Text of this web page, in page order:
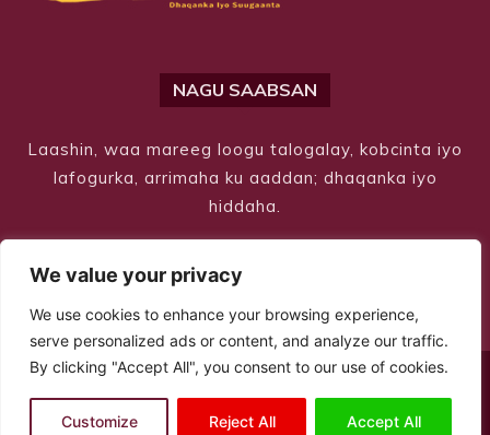
We value your privacy
We use cookies to enhance your browsing experience,
serve personalized ads or content, and analyze our traffic.
By clicking "Accept All", you consent to our use of cookies.
Customize Reject All Accept All
NAGU SAABSAN
Laashin, waa mareeg loogu talogalay, kobcinta iyo
lafogurka, arrimaha ku aaddan; dhaqanka iyo
hiddaha.
© Copyright 2026 – Laashin. All Rights Reserved